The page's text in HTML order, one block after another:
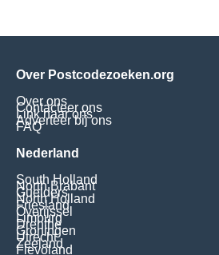
Over Postcodezoeken.org
Over ons
Contacteer ons
Link naar ons
Adverteer bij ons
FAQ
Nederland
South Holland
North Brabant
Guelders
North Holland
Friesland
Overijssel
Limburg
Drenthe
Groningen
Utrecht
Zeeland
Flevoland